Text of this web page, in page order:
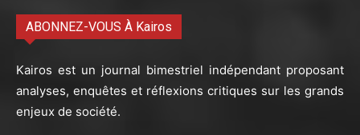
ABONNEZ-VOUS À Kairos
Kairos est un journal bimestriel indépendant proposant
analyses, enquêtes et réflexions critiques sur les grands
enjeux de société.